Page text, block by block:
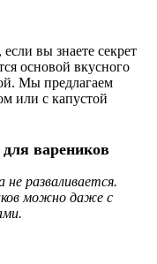
вы знаете секрет
основой вкусного
Мы предлагаем
или с капустой
вареников
не разваливается.
можно даже с